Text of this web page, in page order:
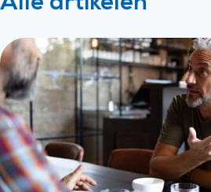
Alle artikelen